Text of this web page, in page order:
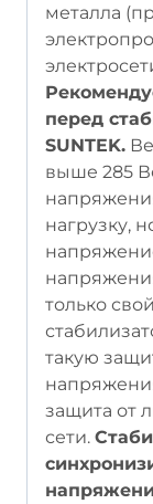
металла
перед
SUNTEK.
выше 285
нагрузку,
только
такую
защита от
сети.